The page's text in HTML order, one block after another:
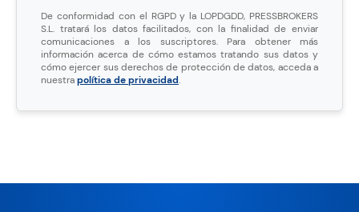
De conformidad con el RGPD y la LOPDGDD, PRESSBROKERS
S.L. tratará los datos facilitados, con la finalidad de enviar
comunicaciones a los suscriptores. Para obtener más
información acerca de cómo estamos tratando sus datos y
cómo ejercer sus derechos de protección de datos, acceda a
nuestrapolítica de privacidad.